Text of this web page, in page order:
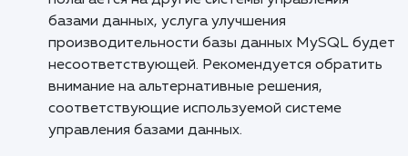
обрабатывать и анализировать большие
объемы данных более эффективно и быстро.
Это особенно важно для компаний,
занимающихся аналитикой, машинным
обучением и обработкой больших данных,
как позволяет снизить время обработки и